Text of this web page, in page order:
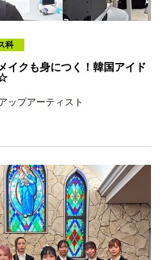
科
イクも身につく！韓国アイド
ップアーティスト